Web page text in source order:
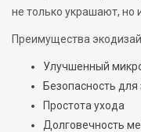
не только украшают, но
Преимущества
Улучшенный
Безопасность для
Простота ухода
Долговечность